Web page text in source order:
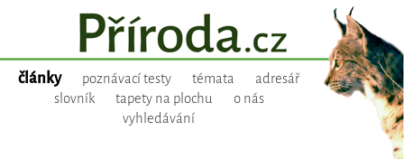
články poznávací testy témata
adresář
slovník
tapety na plochu
o nás
vyhledávání